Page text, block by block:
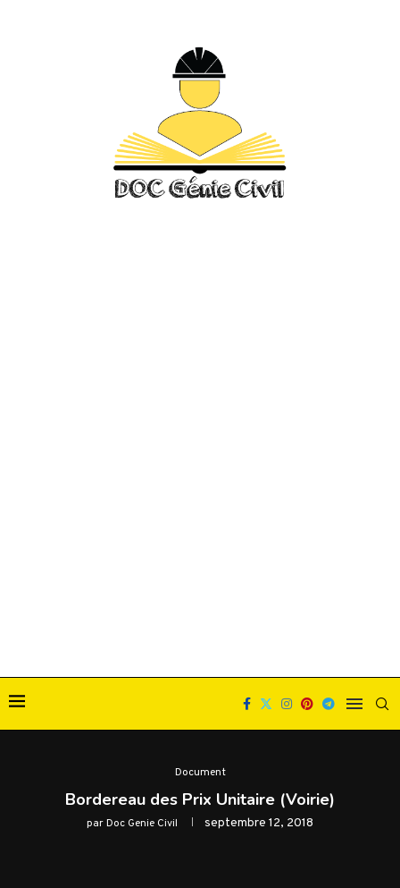
Document
Bordereau des Prix Unitaire (Voirie)
parDoc Genie Civil septembre 12, 2018